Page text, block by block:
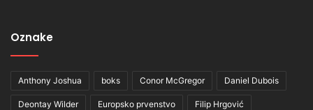
Oznake
Anthony Joshua boks Conor McGregor Daniel Dubois
Deontay Wilder Europsko prvenstvo Filip Hrgović